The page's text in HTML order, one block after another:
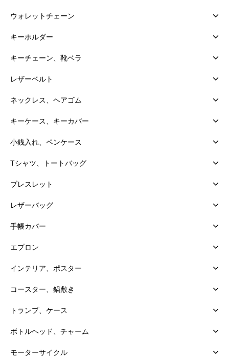
ウォレットチェーン
キーホルダー
キーチェーン、靴ベラ
レザーベルト
ネックレス、ヘアゴム
キーケース、キーカバー
小銭入れ、ペンケース
Tシャツ、トートバッグ
ブレスレット
レザーバッグ
手帳カバー
エプロン
インテリア、ポスター
コースター、鍋敷き
トランプ、ケース
ボトルヘッド、チャーム
モーターサイクル